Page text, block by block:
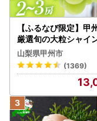
【ふるなび限定】甲
厳選旬の大粒シャイ
カット 約1.3kg 2～3
026年発送】（MG）
472 FN-Limited-VO
インマスカット フル
山梨県甲州市
(1369)